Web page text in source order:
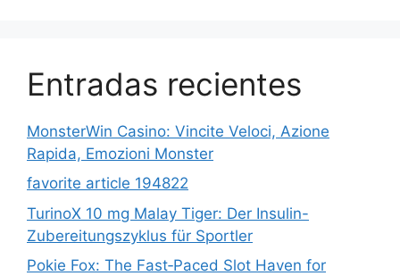
Entradas recientes
MonsterWin Casino: Vincite Veloci, Azione
Rapida, Emozioni Monster
favorite article 194822
TurinoX 10 mg Malay Tiger: Der Insulin-
Zubereitungszyklus für Sportler
Pokie Fox: The Fast‑Paced Slot Haven for